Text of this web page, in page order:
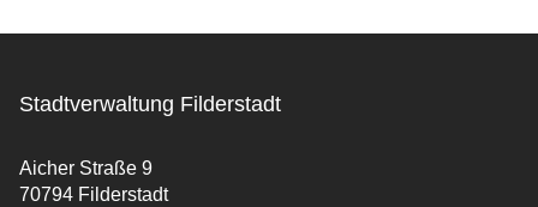
Stadtverwaltung Filderstadt
Aicher Straße 9
70794 Filderstadt